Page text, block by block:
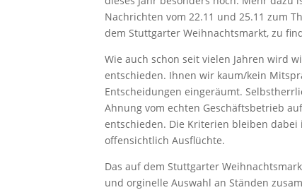
Nachrichten vom 22.11 und 25.11 zum
dem Stuttgarter Weihnachtsmarkt, zu
Wie auch schon seit vielen Jahren wird
entschieden. Ihnen wir kaum/kein
Entscheidungen eingeräumt.
Ahnung vom echten Geschäftsbetrieb
entschieden. Die Kriterien bleiben
offensichtlich Ausflüchte.
Das auf dem Stuttgarter
und orginelle Auswahl an Ständen